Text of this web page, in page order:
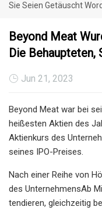
Sie Seien Getäuscht
Beyond Meat
Die Behaupteten,
Jun 21, 2023
Beyond Meat war bei
heißesten Aktien des
Aktienkurs des
seines IPO-Preises.
Nach einer Reihe von
des UnternehmensAb
tendieren, gleichzeitig